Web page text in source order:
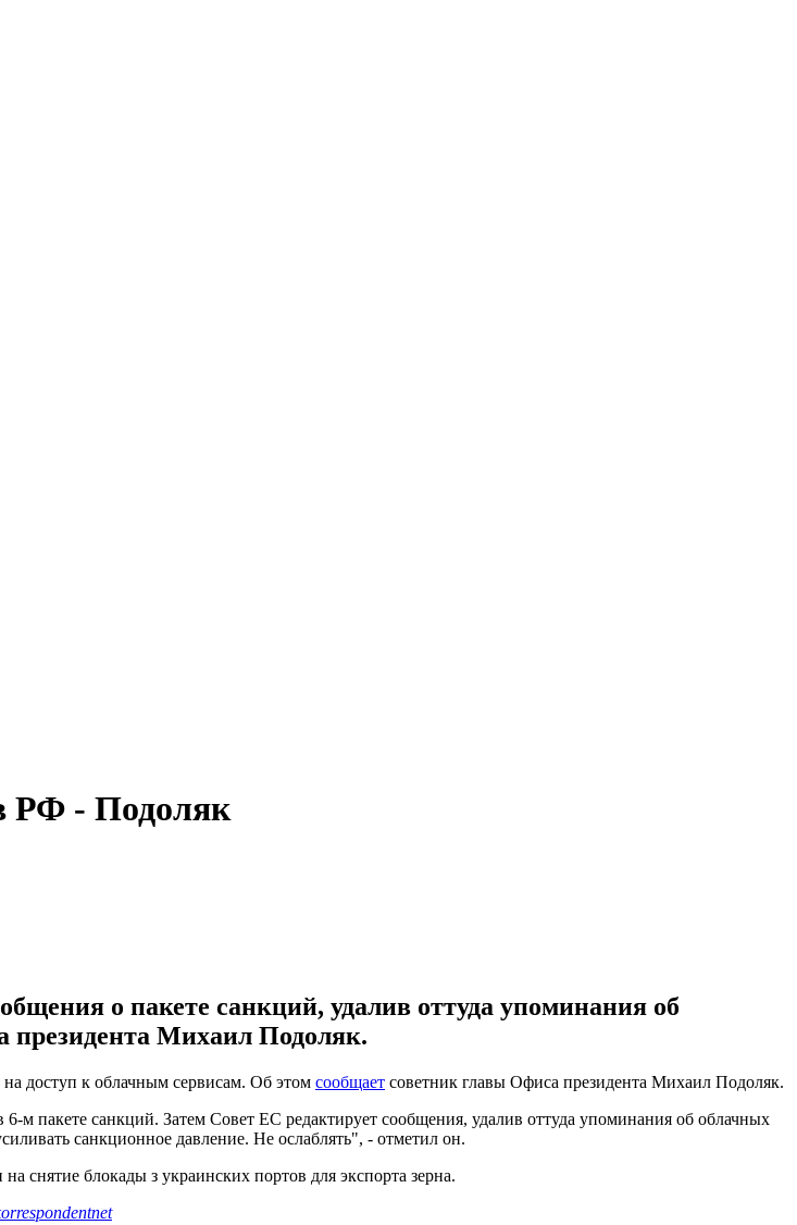
РФ - Подоляк
о пакете санкций, удалив оттуда упоминания об
президента Михаил Подоляк.
доступ к облачным сервисам. Об этом сообщает советник главы Офиса президента Михаил Подоляк.
м пакете санкций. Затем Совет ЕС редактирует сообщения, удалив оттуда упоминания об облачных
санкционное давление. Не ослаблять", - отметил он.
на снятие блокады з украинских портов для экспорта зерна.